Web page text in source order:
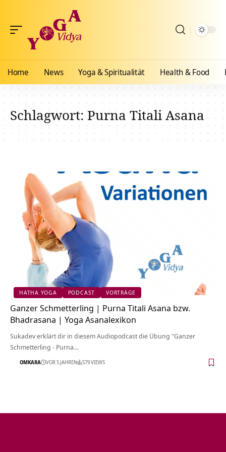
Home News Yoga & Spiritualität Health & Food
Schlagwort:Purna Titali Asana
HATHA YOGA PODCAST VORTRÄGE
Ganzer Schmetterling | Purna Titali Asana bzw.
Bhadrasana | Yoga Asanalexikon
Sukadev erklärt dir in diesem Audiopodcast die Übung "Ganzer
Schmetterling - Purna…
OMKARA VOR 5 JAHREN 579 VIEWS